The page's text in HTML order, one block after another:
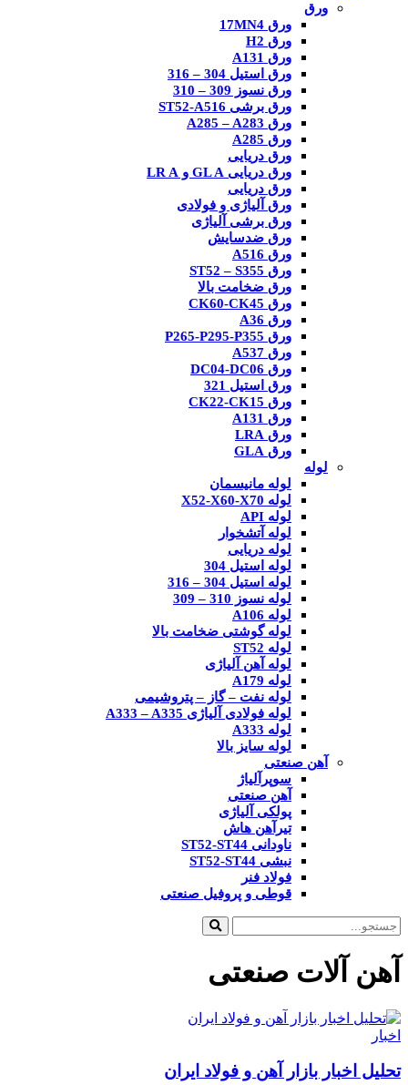
ورق
ورق 17MN4
ورق H2
ورق A131
ورق استیل 304 – 316
ورق نسوز 309 – 310
ورق برشی ST52-A516
ورق A285 – A283
ورق A285
ورق دریایی
ورق دریایی GL A و LR A
ورق دریایی
ورق آلیاژی و فولادی
ورق برشی آلیاژی
ورق ضدسایش
ورق A516
ورق ST52 – S355
ورق ضخامت بالا
ورق CK60-CK45
ورق A36
ورق P265-P295-P355
ورق A537
ورق DC04-DC06
ورق استیل 321
ورق CK22-CK15
ورق A131
ورق LRA
ورق GLA
لوله
لوله مانیسمان
لوله X52-X60-X70
لوله API
لوله آتشخوار
لوله دریایی
لوله استیل 304
لوله استیل 304 – 316
لوله نسوز 310 – 309
لوله A106
لوله گوشتی ضخامت بالا
لوله ST52
لوله آهن آلیاژی
لوله A179
لوله نفت – گاز – پتروشیمی
لوله فولادی آلیاژی A333 – A335
لوله A333
لوله سایز بالا
آهن صنعتی
سوپرآلیاژ
آهن صنعتی
پولکی آلیاژی
تیرآهن هاش
ناودانی ST52-ST44
نبشی ST52-ST44
فولاد فنر
قوطی و پروفیل صنعتی
آهن آلات صنعتی
اخبار
تحلیل اخبار بازار آهن و فولاد ایران